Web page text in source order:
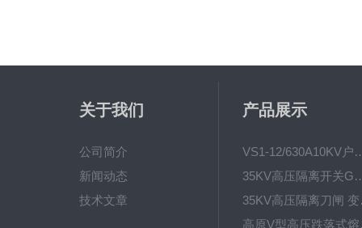
关于我们
公司简介
新闻动态
技术文章
产品展示
VS1-12/630A10KV
35KV高压隔离开关
高